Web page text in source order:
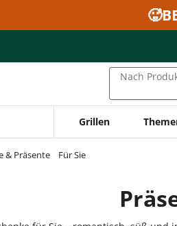
Nach
Grillen
& Präsente Für Sie